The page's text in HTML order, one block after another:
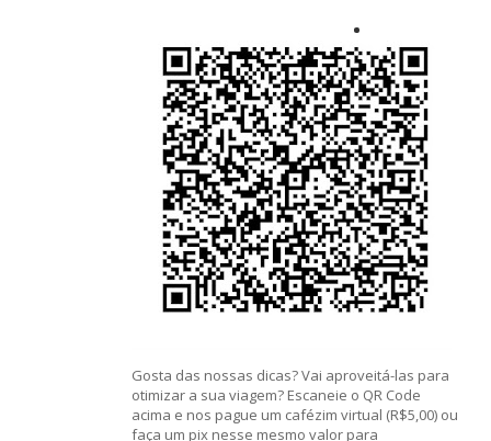
Gosta das nossas dicas? Vai aproveitá-las para
otimizar a sua viagem? Escaneie o QR Code
acima e nos pague um cafézim virtual (R$5,00) ou
faça um pix nesse mesmo valor para